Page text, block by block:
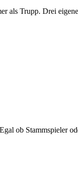
als Trupp. Drei
ob Stammspieler